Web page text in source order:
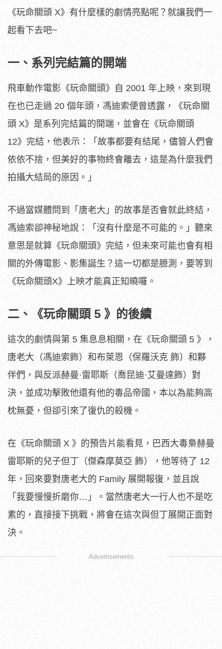
《玩命關頭 X》有什麼樣的劇情亮點呢？就讓我們一
起看下去吧~
一、系列完結篇的開端
飛車動作電影《玩命關頭》自 2001 年上映，來到現
在也已走過 20 個年頭，馮迪索便曾透露，《玩命關
頭 X》是系列完結篇的開端，並會在《玩命關頭
12》完結，他表示：「故事都要有結尾，儘管人們會
依依不捨，但美好的事物終會離去，這是為什麼我們
拍攝大結局的原因。」
不過當媒體問到「唐老大」的故事是否會就此終結，
馮迪索卻神秘地說：「沒有什麼是不可能的。」聽來
意思是就算《玩命關頭》完結，但未來可能也會有相
關的外傳電影、影集誕生？這一切都是臆測，要等到
《玩命關頭X》上映才能真正知曉囉。
二、《玩命關頭 5 》的後續
這次的劇情與第 5 集息息相關，在《玩命關頭 5 》，
唐老大（馮迪索飾）和布萊恩（保羅沃克 飾）和夥
伴們，與反派赫曼·雷耶斯（喬昆迪·艾曼達飾）對
決，並成功擊敗他還有他的毒品帝國，本以為能夠高
枕無憂，但卻引來了復仇的殺機。
在《玩命關頭 X 》的預告片能看見，巴西大毒梟赫曼
雷耶斯的兒子但丁（傑森摩莫亞 飾），他等待了 12
年，回來要對唐老大的 Family 展開報復，並且說
「我要慢慢折磨你…」。當然唐老大一行人也不是吃
素的，直接接下挑戰，將會在這次與但丁展開正面對
決。
Advertisements